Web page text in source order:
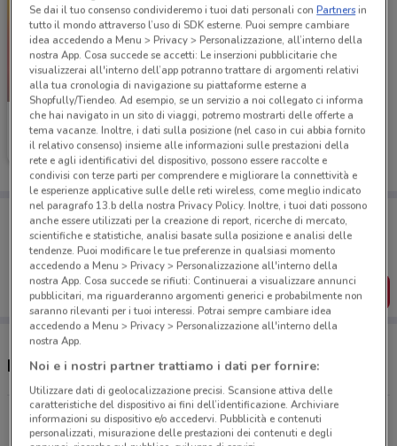
NUOVO
PENNY
Scade mercoledì 3.8 km
Porta DoveConviene sempre con te!
Puoi trovare le migliori offerte dei negozi vicino a te,
salvarle e creare la tua lista del risparmio, comodamente
dal tuo cellulare.
SCARICA L’APP
Negozi PENNY a Stezzano
Via Manzoni, 7 Dalmine
3.8 km
APERTO
Se dai il tuo consenso condivideremo i tuoi dati personali conPartnersin
tutto il mondo attraverso l’uso di SDK esterne. Puoi sempre cambiare
idea accedendo a Menu > Privacy > Personalizzazione, all’interno della
nostra App. Cosa succede se accetti: Le inserzioni pubblicitarie che
visualizzerai all'interno dell’app potranno trattare di argomenti relativi
alla tua cronologia di navigazione su piattaforme esterne a
Shopfully/Tiendeo. Ad esempio, se un servizio a noi collegato ci informa
che hai navigato in un sito di viaggi, potremo mostrarti delle offerte a
tema vacanze. Inoltre, i dati sulla posizione (nel caso in cui abbia fornito
il relativo consenso) insieme alle informazioni sulle prestazioni della
rete e agli identificativi del dispositivo, possono essere raccolte e
condivisi con terze parti per comprendere e migliorare la connettività e
le esperienze applicative sulle delle reti wireless, come meglio indicato
nel paragrafo 13.b della nostra Privacy Policy. Inoltre, i tuoi dati possono
anche essere utilizzati per la creazione di report, ricerche di mercato,
scientifiche e statistiche, analisi basate sulla posizione e analisi delle
tendenze. Puoi modificare le tue preferenze in qualsiasi momento
accedendo a Menu > Privacy > Personalizzazione all'interno della
nostra App. Cosa succede se rifiuti: Continuerai a visualizzare annunci
pubblicitari, ma riguarderanno argomenti generici e probabilmente non
saranno rilevanti per i tuoi interessi. Potrai sempre cambiare idea
accedendo a Menu > Privacy > Personalizzazione all'interno della
nostra App.
Noi e i nostri partner trattiamo i dati per fornire:
Utilizzare dati di geolocalizzazione precisi. Scansione attiva delle
caratteristiche del dispositivo ai fini dell’identificazione. Archiviare
informazioni su dispositivo e/o accedervi. Pubblicità e contenuti
personalizzati, misurazione delle prestazioni dei contenuti e degli